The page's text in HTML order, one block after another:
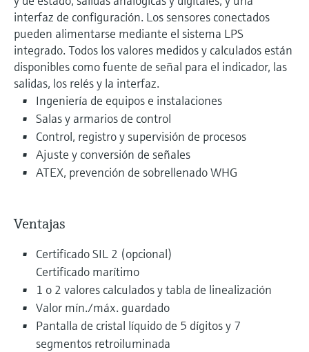
interfaz de configuración. Los sensores conectados
pueden alimentarse mediante el sistema LPS
integrado. Todos los valores medidos y calculados están
disponibles como fuente de señal para el indicador, las
salidas, los relés y la interfaz.
Ingeniería de equipos e instalaciones
Salas y armarios de control
Control, registro y supervisión de procesos
Ajuste y conversión de señales
ATEX, prevención de sobrellenado WHG
Ventajas
Certificado SIL 2 (opcional)
Certificado marítimo
1 o 2 valores calculados y tabla de linealización
Valor mín./máx. guardado
Pantalla de cristal líquido de 5 dígitos y 7
segmentos retroiluminada